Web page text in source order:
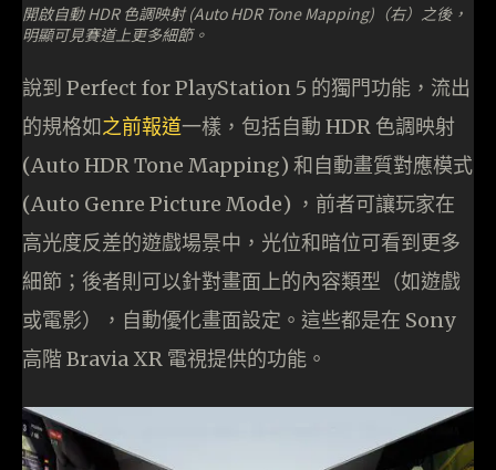
開啟自動 HDR 色調映射 (Auto HDR Tone Mapping)（右）之後，
明顯可見賽道上更多細節。
說到 Perfect for PlayStation 5 的獨門功能，流出
的規格如之前報道一樣，包括自動 HDR 色調映射
(Auto HDR Tone Mapping) 和自動畫質對應模式
(Auto Genre Picture Mode) ，前者可讓玩家在
高光度反差的遊戲場景中，光位和暗位可看到更多
細節；後者則可以針對畫面上的內容類型（如遊戲
或電影），自動優化畫面設定。這些都是在 Sony
高階 Bravia XR 電視提供的功能。